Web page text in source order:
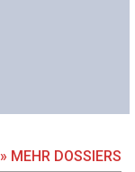
» MEHR DOSSIERS